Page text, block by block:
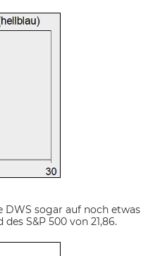
DWS sogar auf noch etwas
S&P 500 von 21,86.